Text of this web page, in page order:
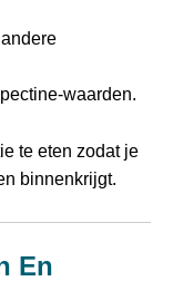
waarden.
te eten zodat je
binnenkrijgt.
En